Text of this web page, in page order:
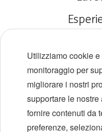
Utilizziamo cookie
monitoraggio per
migliorare i nostri
supportare le
fornire contenuti da
preferenze,